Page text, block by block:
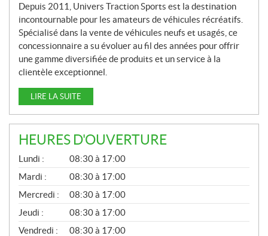
Depuis 2011, Univers Traction Sports est la destination
incontournable pour les amateurs de véhicules récréatifs.
Spécialisé dans la vente de véhicules neufs et usagés, ce
concessionnaire a su évoluer au fil des années pour offrir
une gamme diversifiée de produits et un service à la
clientèle exceptionnel.
LIRE LA SUITE
HEURES D'OUVERTURE
G
É
N
É
R
A
L
Lundi :
08:30 à 17:00
Mardi :
08:30 à 17:00
Mercredi :
08:30 à 17:00
Jeudi :
08:30 à 17:00
Vendredi :
08:30 à 17:00